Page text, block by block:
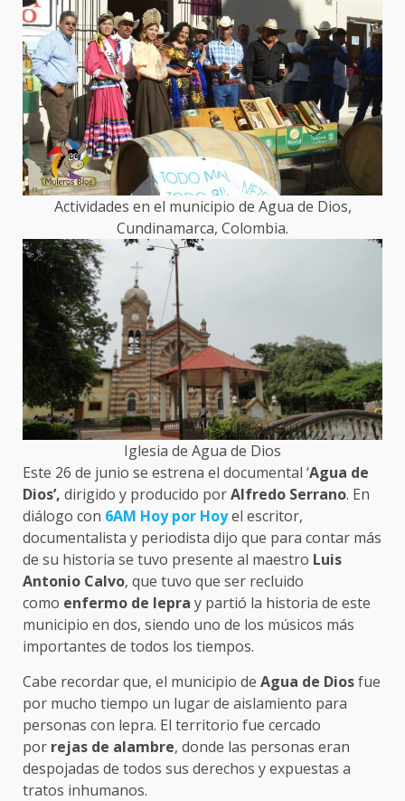
Actividades en el municipio de Agua de Dios,
Cundinamarca, Colombia.
Iglesia de Agua de Dios
Este 26 de junio se estrena el documental ‘Agua de
Dios’, dirigido y producido porAlfredo Serrano. En
diálogo con 6AM Hoy por Hoyel escritor,
documentalista y periodista dijo que para contar más
de su historia se tuvo presente al maestro Luis
Antonio Calvo, que tuvo que ser recluido
como enfermo de lepra y partió la historia de este
municipio en dos, siendo uno de los músicos más
importantes de todos los tiempos.
Cabe recordar que, el municipio de Agua de Diosfue
por mucho tiempo un lugar de aislamiento para
personas con lepra. El territorio fue cercado
por rejas de alambre, donde las personas eran
despojadas de todos sus derechos y expuestas a
tratos inhumanos.